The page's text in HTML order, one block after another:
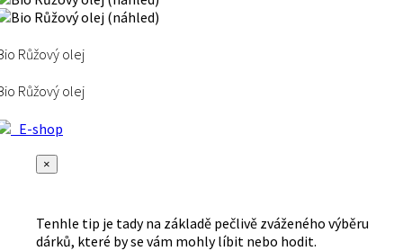
Růžový olej
Růžový olej
E-shop
×
Tenhle tip je tady na základě pečlivě zváženého výběru
dárků, které by se vám mohly líbit nebo hodit.